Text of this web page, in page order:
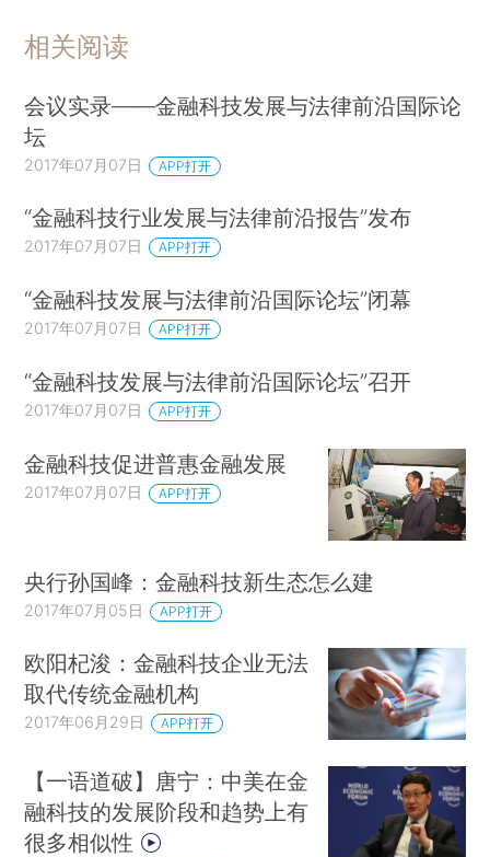
相关阅读
会议实录——金融科技发展与法律前沿国际论
坛
2017年07月07日 APP打开
“金融科技行业发展与法律前沿报告”发布
2017年07月07日 APP打开
“金融科技发展与法律前沿国际论坛”闭幕
2017年07月07日 APP打开
“金融科技发展与法律前沿国际论坛”召开
2017年07月07日 APP打开
金融科技促进普惠金融发展
2017年07月07日 APP打开
央行孙国峰：金融科技新生态怎么建
2017年07月05日 APP打开
欧阳杞浚：金融科技企业无法
取代传统金融机构
2017年06月29日 APP打开
【一语道破】唐宁：中美在金
融科技的发展阶段和趋势上有
很多相似性